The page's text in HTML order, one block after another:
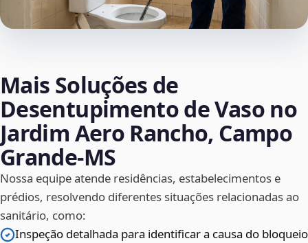
Mais Soluções de
Desentupimento de Vaso no
Jardim Aero Rancho, Campo
Grande‑MS
Nossa equipe atende residências, estabelecimentos e
prédios, resolvendo diferentes situações relacionadas ao
sanitário, como:
Inspeção detalhada para identificar a causa do bloqueio